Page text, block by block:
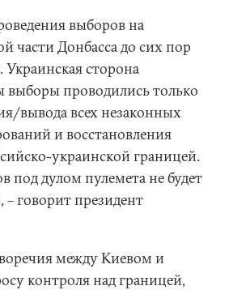
выборов на
части Донбасса до сих пор
Украинская сторона
выборы проводились только
вывода всех незаконных
и восстановления
украинской границей.
под дулом пулемета не будет
говорит президент
между Киевом и
контроля над границей,